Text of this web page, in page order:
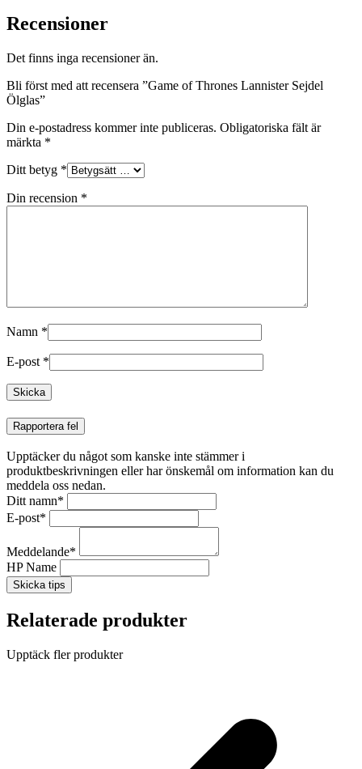
Recensioner
Det finns inga recensioner än.
Bli först med att recensera ”Game of Thrones Lannister Sejdel
Ölglas”
Din e-postadress kommer inte publiceras. Obligatoriska fält är
märkta *
Ditt betyg *
Din recension *
Namn *
E-post *
Rapportera fel
Upptäcker du något som kanske inte stämmer i
produktbeskrivningen eller har önskemål om information kan du
meddela oss nedan.
Ditt namn*
E-post*
Meddelande*
HP Name
Skicka tips
Relaterade produkter
Upptäck fler produkter